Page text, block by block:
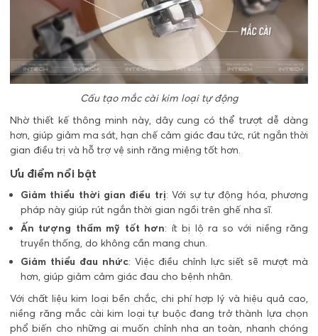
Cấu tạo mắc cài kim loại tự động
Nhờ thiết kế thông minh này, dây cung có thể trượt dễ dàng
hơn, giúp giảm ma sát, hạn chế cảm giác đau tức, rút ngắn thời
gian điều trị và hỗ trợ vệ sinh răng miệng tốt hơn.
Ưu điểm nổi bật
Giảm thiểu thời gian điều trị: Với sự tự động hóa, phương
pháp này giúp rút ngắn thời gian ngồi trên ghế nha sĩ.
Ấn tượng thẩm mỹ tốt hơn: ít bị lộ ra so với niềng răng
truyền thống, do không cần mang chun.
Giảm thiểu đau nhức: Việc điều chỉnh lực siết sẽ mượt mà
hơn, giúp giảm cảm giác đau cho bệnh nhân.
Với chất liệu kim loại bền chắc, chi phí hợp lý và hiệu quả cao,
niềng răng mắc cài kim loại tự buộc đang trở thành lựa chọn
phổ biến cho những ai muốn chỉnh nha an toàn, nhanh chóng